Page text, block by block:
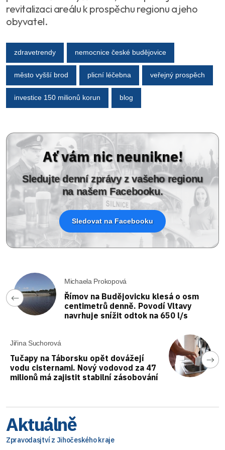
revitalizaci areálu k prospěchu regionu a jeho
obyvatel.
zdravetrendy nemocnice české budějovice
město vyšší brod plicní léčebna veřejný prospěch
investice 150 milionů korun blog
Ať vám nic neunikne!
Sledujte denní zprávy z vašeho regionu
na našem Facebooku.
Sledovat na Facebooku
Michaela Prokopová
Římov na Budějovicku klesá o osm
centimetrů denně. Povodí Vltavy
navrhuje snížit odtok na 650 l/s
Jiřina Suchorová
Tučapy na Táborsku opět dovážejí
vodu cisternami. Nový vodovod za 47
milionů má zajistit stabilní zásobování
Aktuálně
Zpravodasjtví z Jihočeského kraje